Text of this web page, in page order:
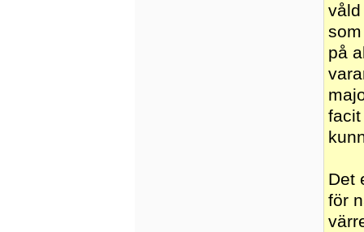
på
Det
för